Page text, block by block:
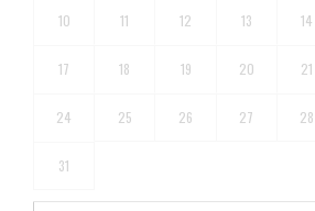
10 11 12 13 14
17 18 19 20 21
24 25 26 27 28
31